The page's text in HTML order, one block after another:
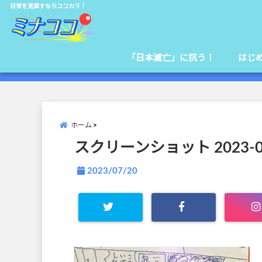
日常を見直すならココカラ！
「日本滅亡」に抗う！ はじ
ホーム
スクリーンショット 2023-
2023/07/20